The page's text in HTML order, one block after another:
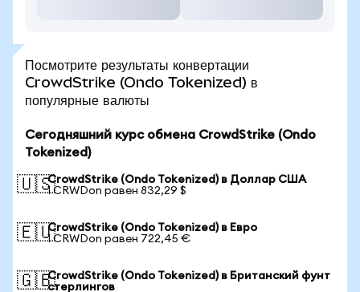
Посмотрите результаты конвертации
CrowdStrike (Ondo Tokenized) в
популярные валюты
Сегодняшний курс обмена CrowdStrike (Ondo
Tokenized)
🇺🇸CrowdStrike (Ondo Tokenized) в Доллар США
1 CRWDon равен 832,29 $
🇪🇺CrowdStrike (Ondo Tokenized) в Евро
1 CRWDon равен 722,45 €
🇬🇧CrowdStrike (Ondo Tokenized) в Британский фунт
стерлингов